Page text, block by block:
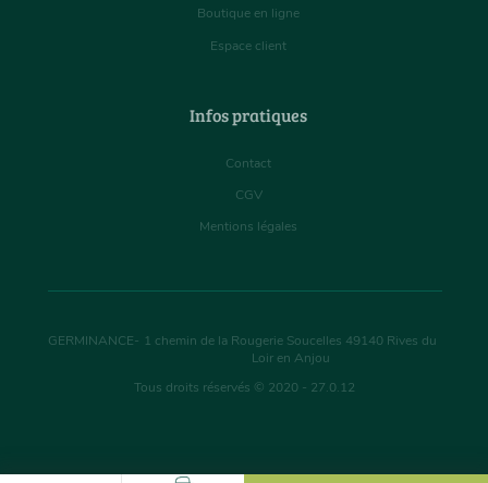
Boutique en ligne
Espace client
Infos pratiques
Contact
CGV
Mentions légales
GERMINANCE- 1 chemin de la Rougerie Soucelles 49140 Rives du
Loir en Anjou
Tous droits réservés © 2020 - 27.0.12